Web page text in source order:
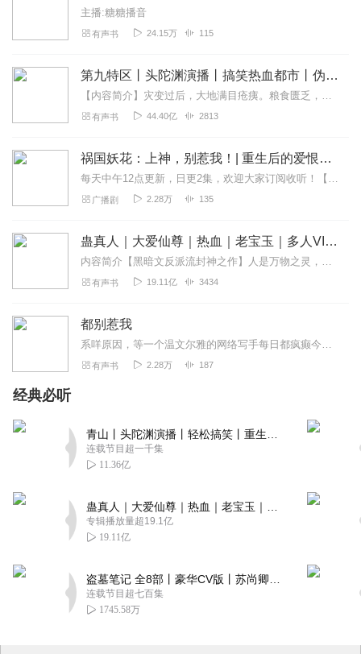
主播:糖糖播音
有声书 24.15万 115
第九特区丨头陀渊演播丨搞笑热血都市丨伪戒丨VIP免费多人有声剧
【内容简介】灾变过后，大地满目疮痍。粮食匮乏，资源紧俏，局势混乱……一位从待规划区杀出来的青年，背对着漫天黄沙，孤身来到九区谋生，却不曾想偶然结识三五好友，一念...
有声书 44.40亿 2813
祸国妖花：上神，别惹我！| 重生后的爱恨情仇
每天中午12点更新，日更2集，欢迎大家订阅收听！【姐妹篇——且看炮灰如何逆袭】：快穿：拿到炮灰剧本后，大佬她怒了丨女强爽文点击收听~每天晚上8点更新，日更2...
广播剧 2.28万 135
蛊真人｜大爱仙尊｜热血｜老宝玉｜多人VIP免费有声剧
内容简介【黑暗文反派流封神之作】人是万物之灵，蛊是天地真精。一个穿越者不断重生的故事。一个养蛊、炼蛊、用蛊的奇特世界。配音组（男角色）老宝玉旁白...
有声书 19.11亿 3434
都别惹我
系咩原因，等一个温文尔雅的网络写手每日都疯癫今自言自语?!系咩原因，等距成日都喉住皮皮，要皮皮呃D野先开心?!系咩原因，呢个男人带住四个大只累累，去同公园管理员...
有声书 2.28万 187
经典必听
连载节目超一千集
11.36亿
专辑播放量超19.1亿
19.11亿
连载节目超七百集
1745.58万